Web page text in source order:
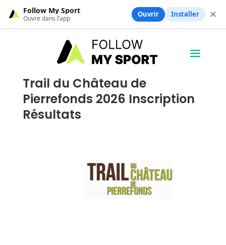
Trail du Château de
Pierrefonds 2026 Inscription
Résultats
Follow My Sport
Ouvre dans l’app Ouvrir Installer ✕